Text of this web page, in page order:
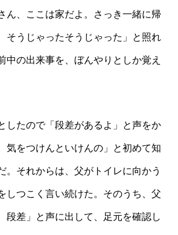
ん、ここは家だよ。さっき一緒に帰
そうじゃったそうじゃった」と照れ
中の出来事を、ぼんやりとしか覚え
したので「段差があるよ」と声をか
気をつけんといけんの」と初めて知
。それからは、父がトイレに向かう
しつこく言い続けた。そのうち、父
段差」と声に出して、足元を確認し